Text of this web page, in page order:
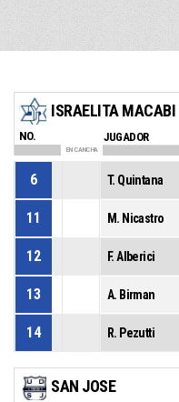
ISRAELITA MACABI
NO. JUGADOR
EN CANCHA
6 T. Quintana
11 M. Nicastro
12 F. Alberici
13 A. Birman
14 R. Pezutti
SAN JOSE